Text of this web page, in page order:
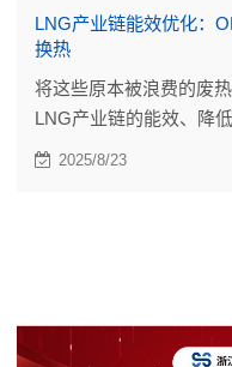
LNG产业链能效优化：
换热
将这些原本被浪费的废
LNG产业链的能效、降
实际价值。
2025/8/23